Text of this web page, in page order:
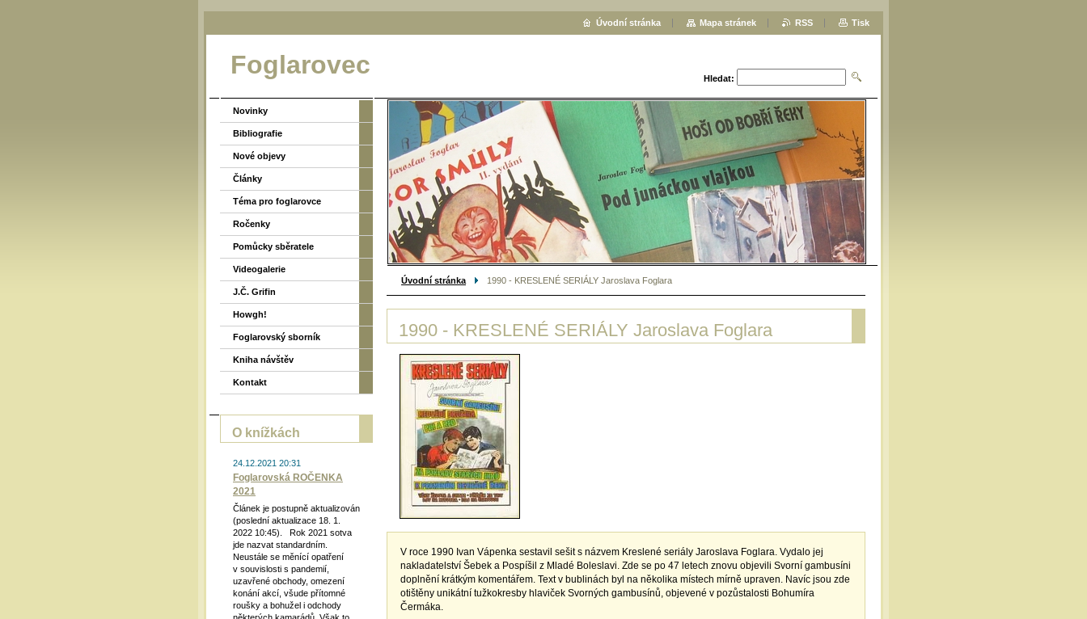
Foglarovec Hledat:
Úvodní stránka 1990 - KRESLENÉ SERIÁLY Jaroslava Foglara
1990 - KRESLENÉ SERIÁLY Jaroslava Foglara
V roce 1990 Ivan Vápenka sestavil sešit s názvem Kreslené seriály Jaroslava Foglara. Vydalo jej
nakladatelství Šebek a Pospíšil z Mladé Boleslavi. Zde se po 47 letech znovu objevili Svorní gambusíni
doplnění krátkým komentářem. Text v bublinách byl na několika místech mírně upraven. Navíc jsou zde
otištěny unikátní tužkokresby hlaviček Svorných gambusínů, objevené v pozůstalosti Bohumíra
Čermáka.
Novinky
Bibliografie
Nové objevy
Články
Téma pro foglarovce
Ročenky
Pomůcky sběratele
Videogalerie
J.Č. Grifin
Howgh!
Foglarovský sborník
Kniha návštěv
Kontakt
O knížkách
24.12.2021 20:31
Foglarovská ROČENKA
2021
Článek je postupně aktualizován
(poslední aktualizace 18. 1.
2022 10:45). Rok 2021 sotva
jde nazvat standardním.
Neustále se měnící opatření
v souvislosti s pandemií,
uzavřené obchody, omezení
konání akcí, všude přítomné
roušky a bohužel i odchody
Úvodní stránka Mapa stránek RSS Tisk